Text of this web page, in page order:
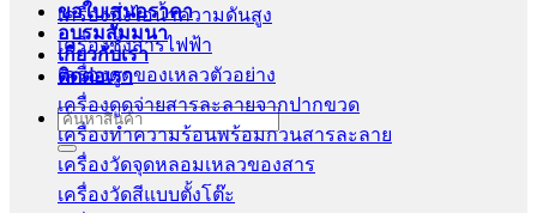
ขอใบเสนอราคา
อบรมสัมมนา
เกี่ยวกับเรา
ติดต่อเรา
Search
for:
เครื่องนึ่งไอน้ำความดันสูง
เครื่องชั่งสารไฟฟ้า
เครื่องดูดของเหลวตัวอย่าง
เครื่องดูดจ่ายสารละลายจากปากขวด
เครื่องทำความร้อนพร้อมกวนสารละลาย
เครื่องวัดจุดหลอมเหลวของสาร
เครื่องวัดสีแบบตั้งโต๊ะ